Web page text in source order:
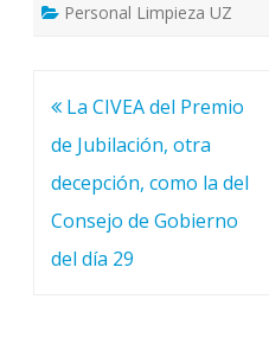
Personal Limpieza UZ
Navegación
de
entradas
La CIVEA del Premio
de Jubilación, otra
decepción, como la del
Consejo de Gobierno
del día 29